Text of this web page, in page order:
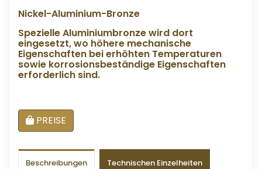
Nickel-Aluminium-Bronze
Spezielle Aluminiumbronze wird dort
eingesetzt, wo höhere mechanische
Eigenschaften bei erhöhten Temperaturen
sowie korrosionsbeständige Eigenschaften
erforderlich sind.
PREISE
Beschreibungen Technischen Einzelheiten